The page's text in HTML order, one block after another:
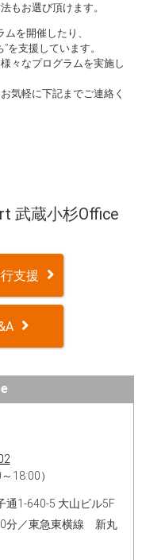
もお選び頂けます。
を開催したり、
を支援しています。
々なプログラムを実施し
気軽に下記までご連絡く
武蔵小杉Office
支援
18:00）
1-640-5 大山ビル5F
分／東急東横線 新丸